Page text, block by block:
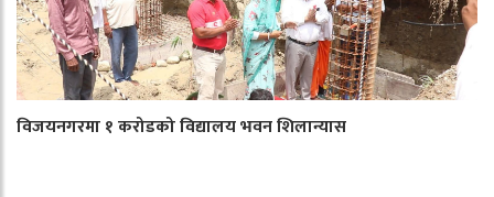
विजयनगरमा १ करोडको विद्यालय भवन शिलान्यास